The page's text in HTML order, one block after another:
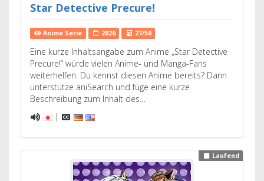
Star Detective Precure!
Anime Serie 2026 27/50
Eine kurze Inhaltsangabe zum Anime „Star Detective
Precure!“ würde vielen Anime- und Manga-Fans
weiterhelfen. Du kennst diesen Anime bereits? Dann
unterstütze aniSearch und füge eine kurze
Beschreibung zum Inhalt des…
|
Laufend